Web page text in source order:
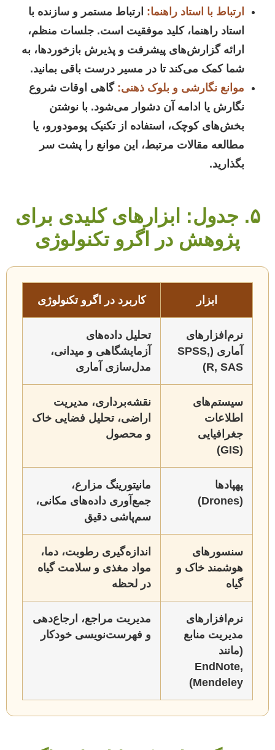
ارتباط با استاد راهنما: ارتباط مستمر و سازنده با
استاد راهنما، کلید موفقیت است. جلسات منظم،
ارائه گزارش‌های پیشرفت و پذیرش بازخوردها، به
شما کمک می‌کند تا در مسیر درست باقی بمانید.
موانع نگارشی و بلوک ذهنی: گاهی اوقات شروع
نگارش یا ادامه آن دشوار می‌شود. با نوشتن
بخش‌های کوچک، استفاده از تکنیک پومودورو، یا
مطالعه مقالات مرتبط، این موانع را پشت سر
بگذارید.
۵. جدول: ابزارهای کلیدی برای
پژوهش در اگرو تکنولوژی
ابزار کاربرد در اگرو تکنولوژی
نرم‌افزارهای
آماری (SPSS,
R, SAS)
تحلیل داده‌های
آزمایشگاهی و میدانی،
مدل‌سازی آماری
سیستم‌های
اطلاعات
جغرافیایی
(GIS)
نقشه‌برداری، مدیریت
اراضی، تحلیل فضایی خاک
و محصول
پهپادها
(Drones)
مانیتورینگ مزارع،
جمع‌آوری داده‌های مکانی،
سم‌پاشی دقیق
سنسورهای
هوشمند خاک و
گیاه
اندازه‌گیری رطوبت، دما،
مواد مغذی و سلامت گیاه
در لحظه
نرم‌افزارهای
مدیریت منابع
(مانند
EndNote,
Mendeley)
مدیریت مراجع، ارجاع‌دهی
و فهرست‌نویسی خودکار